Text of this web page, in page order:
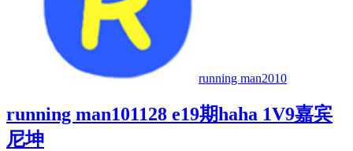
running man2010
running man101128 e19期haha 1V9嘉宾
尼坤